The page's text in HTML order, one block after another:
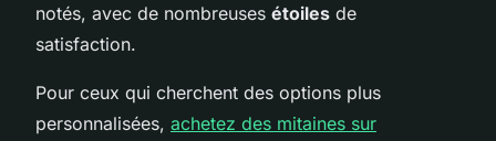
notés, avec de nombreuses étoiles de
satisfaction.
Pour ceux qui cherchent des options plus
personnalisées, achetez des mitaines sur